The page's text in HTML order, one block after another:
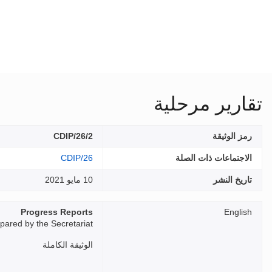
تقارير مرحلية
رمز الوثيقة CDIP/26/2
الاجتماعات ذات الصلة CDIP/26
تاريخ النشر 10 مايو 2021
English
Progress Reports
by the Secretariat
الوثيقة الكاملة